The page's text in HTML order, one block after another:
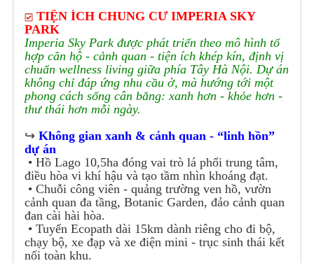
TIỆN ÍCH CHUNG CƯIMPERIA SKY
PARK
Imperia Sky Park được phát triển theo mô hình tổ
hợp căn hộ - cảnh quan - tiện ích khép kín, định vị
chuẩn wellness living giữa phía Tây Hà Nội. Dự án
không chỉ đáp ứng nhu cầu ở, mà hướng tới một
phong cách sống cân bằng: xanh hơn - khỏe hơn -
thư thái hơn mỗi ngày.
↪️Không gian xanh & cảnh quan - “linh hồn”
dự án
• Hồ Lago 10,5ha đóng vai trò lá phổi trung tâm,
điều hòa vi khí hậu và tạo tầm nhìn khoáng đạt.
• Chuỗi công viên - quảng trường ven hồ, vườn
cảnh quan đa tầng, Botanic Garden, đảo cảnh quan
đan cài hài hòa.
• Tuyến Ecopath dài 15km dành riêng cho đi bộ,
chạy bộ, xe đạp và xe điện mini - trục sinh thái kết
nối toàn khu.